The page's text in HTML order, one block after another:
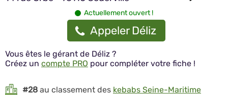
Actuellement ouvert !
Appeler Déliz
Vous êtes le gérant de Déliz ?
Créez un compte PRO pour compléter votre fiche !
#28 au classement des kebabs Seine-Maritime